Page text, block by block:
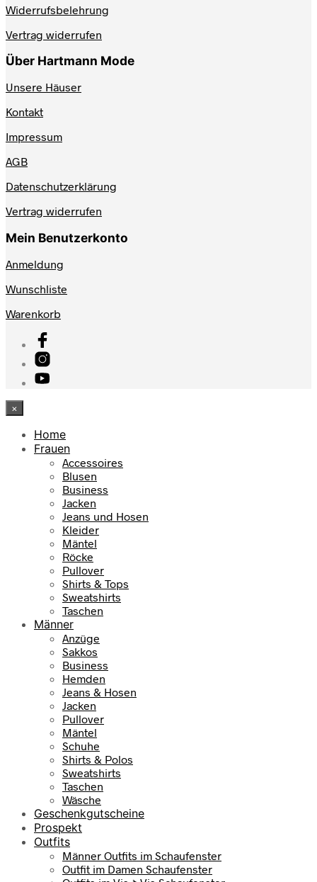
Widerrufsbelehrung
Vertrag widerrufen
Über Hartmann Mode
Unsere Häuser
Kontakt
Impressum
AGB
Datenschutzerklärung
Vertrag widerrufen
Mein Benutzerkonto
Anmeldung
Wunschliste
Warenkorb
×
Home
Frauen
Accessoires
Blusen
Business
Jacken
Jeans und Hosen
Kleider
Mäntel
Röcke
Pullover
Shirts & Tops
Sweatshirts
Taschen
Männer
Anzüge
Sakkos
Business
Hemden
Jeans & Hosen
Jacken
Pullover
Mäntel
Schuhe
Shirts & Polos
Sweatshirts
Taschen
Wäsche
Geschenkgutscheine
Prospekt
Outfits
Männer Outfits im Schaufenster
Outfit im Damen Schaufenster